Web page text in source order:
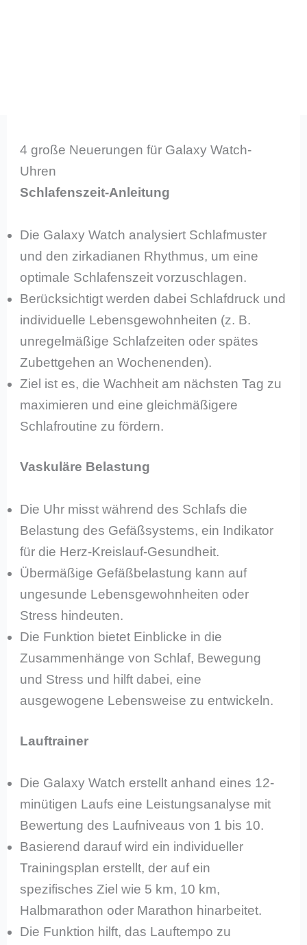
4 große Neuerungen für Galaxy Watch-
Uhren
Schlafenszeit-Anleitung
Die Galaxy Watch analysiert Schlafmuster
und den zirkadianen Rhythmus, um eine
optimale Schlafenszeit vorzuschlagen.
Berücksichtigt werden dabei Schlafdruck und
individuelle Lebensgewohnheiten (z. B.
unregelmäßige Schlafzeiten oder spätes
Zubettgehen an Wochenenden).
Ziel ist es, die Wachheit am nächsten Tag zu
maximieren und eine gleichmäßigere
Schlafroutine zu fördern.
Vaskuläre Belastung
Die Uhr misst während des Schlafs die
Belastung des Gefäßsystems, ein Indikator
für die Herz-Kreislauf-Gesundheit.
Übermäßige Gefäßbelastung kann auf
ungesunde Lebensgewohnheiten oder
Stress hindeuten.
Die Funktion bietet Einblicke in die
Zusammenhänge von Schlaf, Bewegung
und Stress und hilft dabei, eine
ausgewogene Lebensweise zu entwickeln.
Lauftrainer
Die Galaxy Watch erstellt anhand eines 12-
minütigen Laufs eine Leistungsanalyse mit
Bewertung des Laufniveaus von 1 bis 10.
Basierend darauf wird ein individueller
Trainingsplan erstellt, der auf ein
spezifisches Ziel wie 5 km, 10 km,
Halbmarathon oder Marathon hinarbeitet.
Die Funktion hilft, das Lauftempo zu